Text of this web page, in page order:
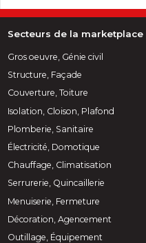
Secteurs de la marketplace
Gros oeuvre, Génie civil
Structure, Façade
Couverture, Toiture
Isolation, Cloison, Plafond
Plomberie, Sanitaire
Électricité, Domotique
Chauffage, Climatisation
Serrurerie, Quincaillerie
Menuiserie, Fermeture
Décoration, Agencement
Outillage, Équipement